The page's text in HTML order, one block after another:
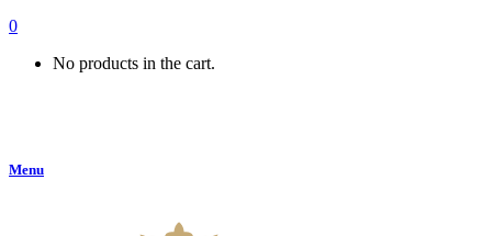
0
No products in the cart.
Menu